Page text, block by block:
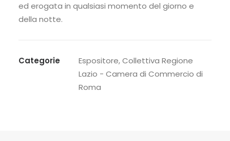
ed erogata in qualsiasi momento del giorno e
della notte.
Categorie Espositore,Collettiva Regione
Lazio - Camera di Commercio di
Roma